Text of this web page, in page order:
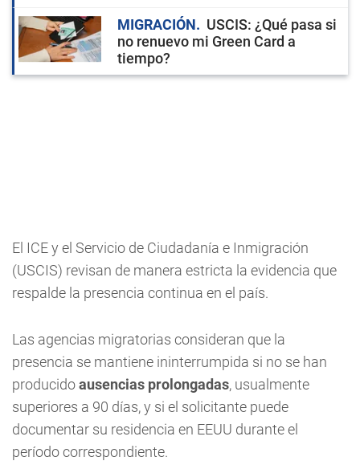
MIGRACIÓN
USCIS: ¿Qué pasa si
no renuevo mi Green Card a
tiempo?
El ICE y el Servicio de Ciudadanía e Inmigración
(USCIS) revisan de manera estricta la evidencia que
respalde la presencia continua en el país.
Las agencias migratorias consideran que la
presencia se mantiene ininterrumpida si no se han
producidoausencias prolongadas, usualmente
superiores a 90 días, y si el solicitante puede
documentar su residencia en EEUU durante el
período correspondiente.